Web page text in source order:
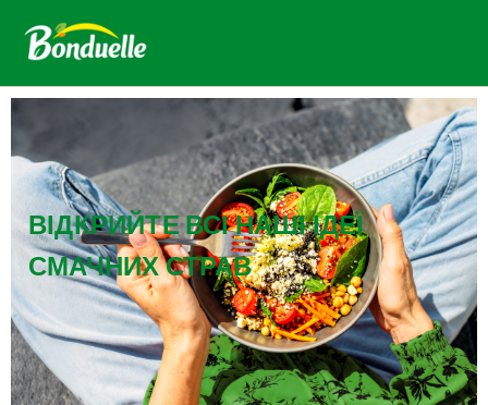
ВІДКРИЙТЕ ВСІ НАШІ ІДЕЇ
СМАЧНИХ СТРАВ